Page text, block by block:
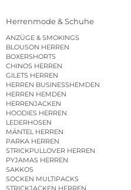
Herrenmode & Schuhe
ANZÜGE & SMOKINGS
BLOUSON HERREN
BOXERSHORTS
CHINOS HERREN
GILETS HERREN
HERREN BUSINESSHEMDEN
HERREN HEMDEN
HERRENJACKEN
HOODIES HERREN
LEDERHOSEN
MÄNTEL HERREN
PARKA HERREN
STRICKPULLOVER HERREN
PYJAMAS HERREN
SAKKOS
SOCKEN MULTIPACKS